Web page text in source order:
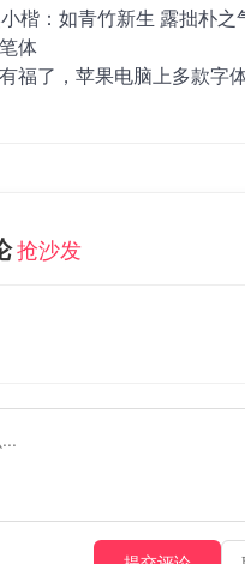
楷：如青竹新生 露拙朴之
体
福了，苹果电脑上多款字
抢沙发